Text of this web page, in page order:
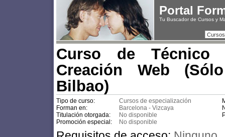
Portal
Tu Buscador de Cursos y
Curso de
Creación Web
Bilbao)
Tipo de curso: Cursos de especialización
Forman en:
Barcelona - Vizcaya
Titulación otorgada:
No disponible
Promoción especial:
No disponible